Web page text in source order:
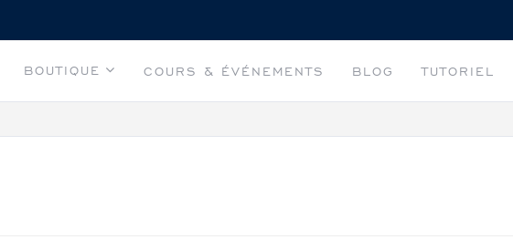
BOUTIQUE COURS & ÉVÉNEMENTS BLOG TUTORIEL